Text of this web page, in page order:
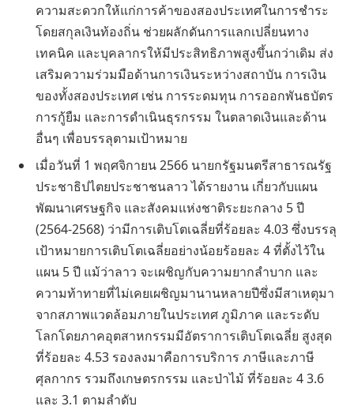
ความสะดวกให้แก่การค้าของสองประเทศในการชําระ
โดยสกุลเงินท้องถิ่น ช่วยผลักดันการแลกเปลี่ยนทาง
เทคนิค และบุคลากรให้มีประสิทธิภาพสูงขึ้นกว่าเดิม ส่ง
เสริมความร่วมมือด้านการเงินระหว่างสถาบัน การเงิน
ของทั้งสองประเทศ เช่น การระดมทุน การออกพันธบัตร
การกู้ยืม และการดําเนินธุรกรรม ในตลาดเงินและด้าน
อื่นๆ เพื่อบรรลุตามเป้าหมาย
เมื่อวันที่ 1 พฤศจิกายน 2566 นายกรัฐมนตรีสาธารณรัฐ
ประชาธิปไตยประชาชนลาว ได้รายงาน เกี่ยวกับแผน
พัฒนาเศรษฐกิจ และสังคมแห่งชาติระยะกลาง 5 ปี
(2564-2568) ว่ามีการเติบโตเฉลี่ยที่ร้อยละ 4.03 ซึ่งบรรลุ
เป้าหมายการเติบโตเฉลี่ยอย่างน้อยร้อยละ 4 ที่ตั้งไว้ใน
แผน 5 ปี แม้ว่าลาว จะเผชิญกับความยากลําบาก และ
ความท้าทายที่ไม่เคยเผชิญมานานหลายปีซึ่งมีสาเหตุมา
จากสภาพแวดล้อมภายในประเทศ ภูมิภาค และระดับ
โลกโดยภาคอุตสาหกรรมมีอัตราการเติบโตเฉลี่ย สูงสุด
ที่ร้อยละ 4.53 รองลงมาคือการบริการ ภาษีและภาษี
ศุลกากร รวมถึงเกษตรกรรม และป่าไม้ ที่ร้อยละ 4 3.6
และ 3.1 ตามลําดับ